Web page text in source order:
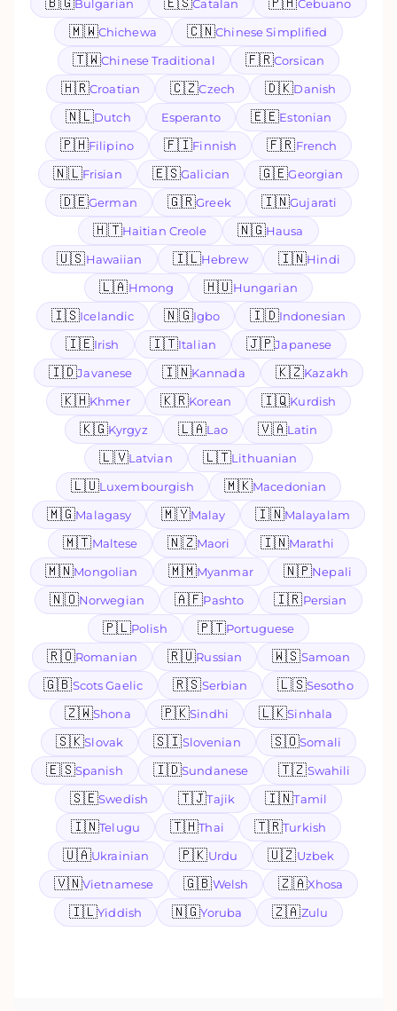
Bulgarian Catalan Cebuano
🇲🇼Chichewa 🇨🇳Chinese Simplified
🇹🇼Chinese Traditional 🇫🇷Corsican
🇭🇷Croatian 🇨🇿Czech 🇩🇰Danish
🇳🇱Dutch Esperanto 🇪🇪Estonian
🇵🇭Filipino 🇫🇮Finnish 🇫🇷French
🇳🇱Frisian 🇪🇸Galician 🇬🇪Georgian
🇩🇪German 🇬🇷Greek 🇮🇳Gujarati
🇭🇹Haitian Creole 🇳🇬Hausa
🇺🇸Hawaiian 🇮🇱Hebrew 🇮🇳Hindi
🇱🇦Hmong 🇭🇺Hungarian
🇮🇸Icelandic 🇳🇬Igbo 🇮🇩Indonesian
🇮🇪Irish 🇮🇹Italian 🇯🇵Japanese
🇮🇩Javanese 🇮🇳Kannada 🇰🇿Kazakh
🇰🇭Khmer 🇰🇷Korean 🇮🇶Kurdish
🇰🇬Kyrgyz 🇱🇦Lao 🇻🇦Latin
🇱🇻Latvian 🇱🇹Lithuanian
🇱🇺Luxembourgish 🇲🇰Macedonian
🇲🇬Malagasy 🇲🇾Malay 🇮🇳Malayalam
🇲🇹Maltese 🇳🇿Maori 🇮🇳Marathi
🇲🇳Mongolian 🇲🇲Myanmar 🇳🇵Nepali
🇳🇴Norwegian 🇦🇫Pashto 🇮🇷Persian
🇵🇱Polish 🇵🇹Portuguese
🇷🇴Romanian 🇷🇺Russian 🇼🇸Samoan
🇬🇧Scots Gaelic 🇷🇸Serbian 🇱🇸Sesotho
🇿🇼Shona 🇵🇰Sindhi 🇱🇰Sinhala
🇸🇰Slovak 🇸🇮Slovenian 🇸🇴Somali
🇪🇸Spanish 🇮🇩Sundanese 🇹🇿Swahili
🇸🇪Swedish 🇹🇯Tajik 🇮🇳Tamil
🇮🇳Telugu 🇹🇭Thai 🇹🇷Turkish
🇺🇦Ukrainian 🇵🇰Urdu 🇺🇿Uzbek
🇻🇳Vietnamese 🇬🇧Welsh 🇿🇦Xhosa
🇮🇱Yiddish 🇳🇬Yoruba 🇿🇦Zulu